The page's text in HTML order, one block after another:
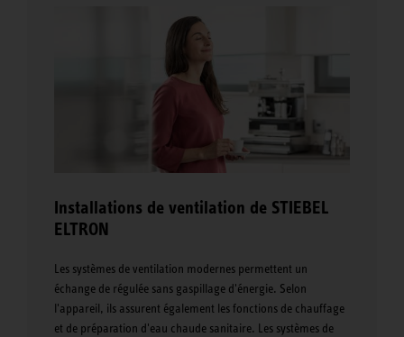
Installations de ventilation de STIEBEL
ELTRON
Les systèmes de ventilation modernes permettent un
échange de régulée sans gaspillage d'énergie. Selon
l'appareil, ils assurent également les fonctions de chauffage
et de préparation d'eau chaude sanitaire. Les systèmes de